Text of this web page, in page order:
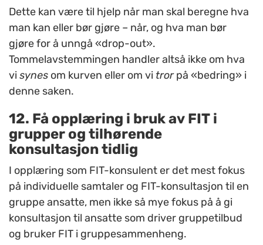
Dette kan være til hjelp når man skal beregne hva
man kan eller bør gjøre – når, og hva man bør
gjøre for å unngå «drop-out».
Tommelavstemmingen handler altså ikke om hva
visynes om kurven eller om vi trorpå «bedring» i
denne saken.
12. Få opplæring i bruk av FIT i
grupper og tilhørende
konsultasjon tidlig
I opplæring som FIT-konsulent er det mest fokus
på individuelle samtaler og FIT-konsultasjon til en
gruppe ansatte, men ikke så mye fokus på å gi
konsultasjon til ansatte som driver gruppetilbud
og bruker FIT i gruppesammenheng.